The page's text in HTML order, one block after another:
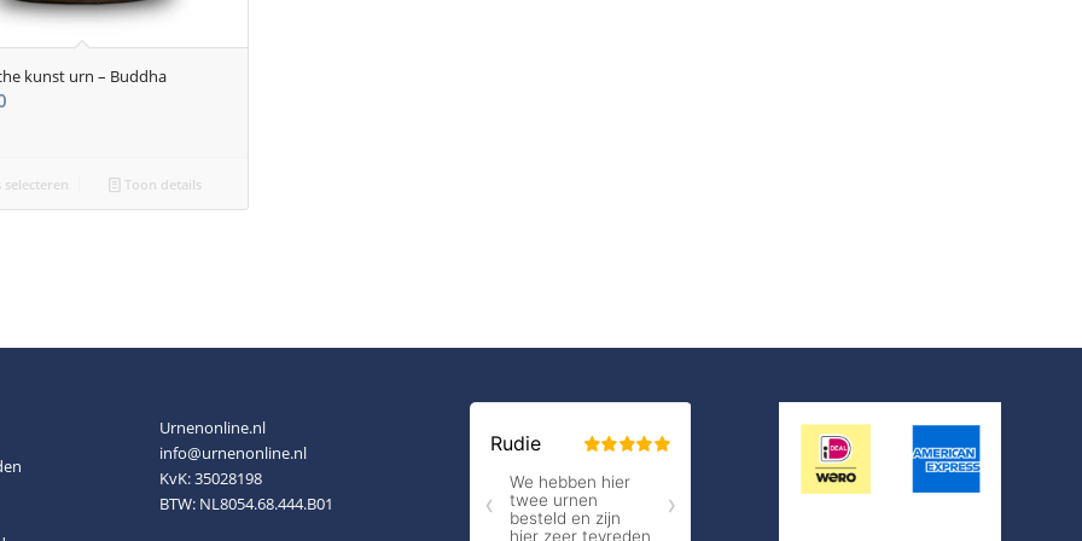
kunst urn – Buddha
Toon details
Urnenonline.nl
info@urnenonline.nl
KvK: 35028198
BTW: NL8054.68.444.B01